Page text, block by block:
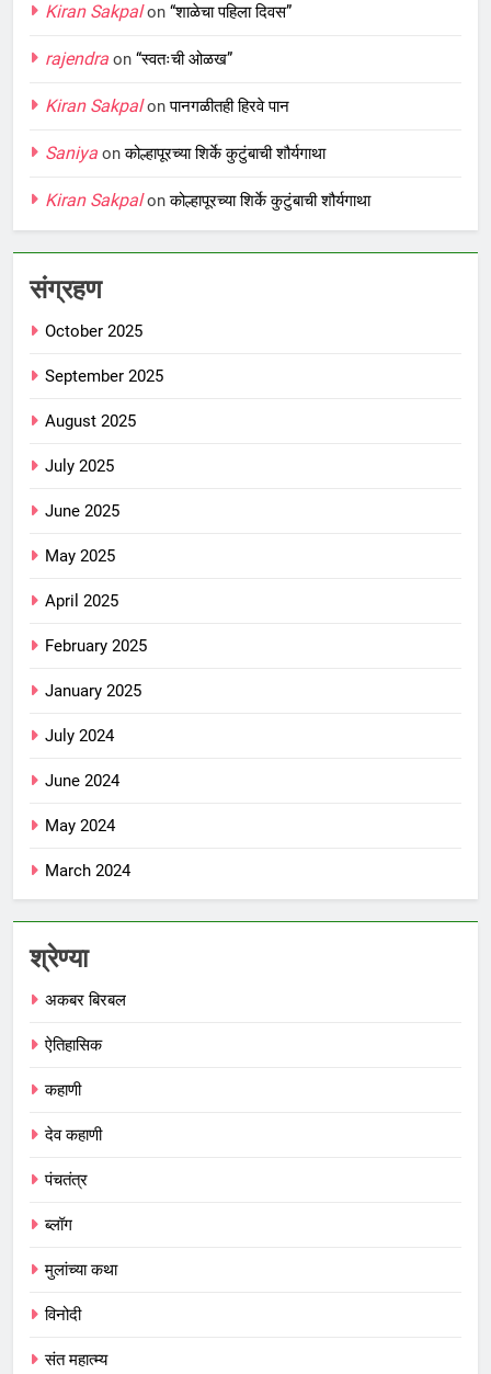
Kiran Sakpalon “शाळेचा पहिला दिवस”
rajendra on “स्वतःची ओळख”
Kiran Sakpalonपानगळीतही हिरवे पान
Saniya onकोल्हापूरच्या शिर्के कुटुंबाची शौर्यगाथा
Kiran Sakpalonकोल्हापूरच्या शिर्के कुटुंबाची शौर्यगाथा
संग्रहण
October 2025
September 2025
August 2025
July 2025
June 2025
May 2025
April 2025
February 2025
January 2025
July 2024
June 2024
May 2024
March 2024
श्रेण्या
अकबर बिरबल
ऐतिहासिक
कहाणी
देव कहाणी
पंचतंत्र
ब्लॉग
मुलांच्या कथा
विनोदी
संत महात्म्य